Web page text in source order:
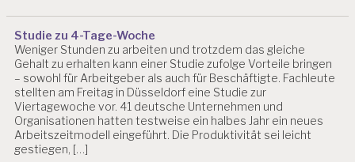
G
A
R
B
EI
T
S
W
Studie zu 4-Tage-Woche
Weniger Stunden zu arbeiten und trotzdem das gleiche
Gehalt zu erhalten kann einer Studie zufolge Vorteile bringen
– sowohl für Arbeitgeber als auch für Beschäftigte. Fachleute
stellten am Freitag in Düsseldorf eine Studie zur
Viertagewoche vor. 41 deutsche Unternehmen und
Organisationen hatten testweise ein halbes Jahr ein neues
Arbeitszeitmodell eingeführt. Die Produktivität sei leicht
gestiegen, […]